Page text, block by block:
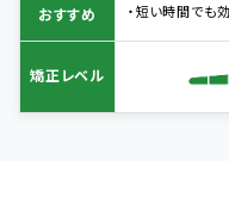
おすすめ
・短い時間でも
矯正レベル